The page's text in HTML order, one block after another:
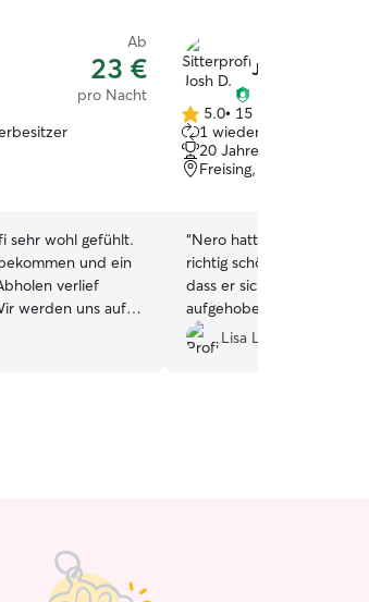
Ab
23 €
pro Nacht
sehr wohl gefühlt.
und ein
wir wieder
Josh D.
5.0
von
5
Sternen
5.0• 15 Bewertungen
1 wiederkehrender
20 Jahre Erfahrung
Freising, 85354
“Nero hatte während
richtig schöne Zeit bei
dass er sich sehr
aufgehoben war. Ihr seid
sympathisch und habt
gekümmert. Besonders
Lisa L.